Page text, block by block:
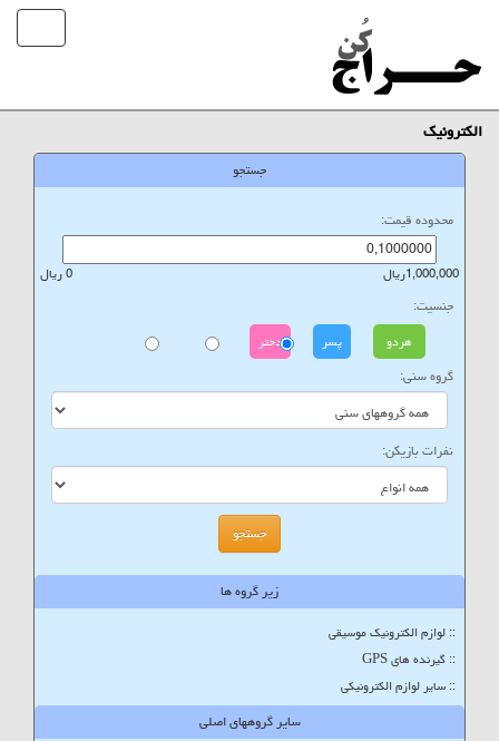
الکترونیک
جستجو
محدوده قیمت:
1,000,000ریال 0 ریال
جنسیت:
هردو پسر دختر
گروه سنی:
نفرات بازیکن:
زیر گروه ها
:: لوازم الکترونیک موسیقی
:: گیرنده های GPS
:: سایر لوازم الکترونیکی
سایر گروههای اصلی